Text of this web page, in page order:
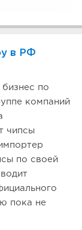
в РФ
по
компаний
чипсы
по своей
пока не